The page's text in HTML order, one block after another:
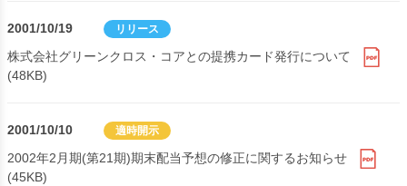
2001/10/19 リリース
株式会社グリーンクロス・コアとの提携カード発行について
(48KB)
2001/10/10 適時開示
2002年2月期(第21期)期末配当予想の修正に関するお知らせ
(45KB)